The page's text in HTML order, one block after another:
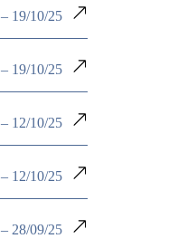
19/10/25
19/10/25
12/10/25
12/10/25
28/09/25